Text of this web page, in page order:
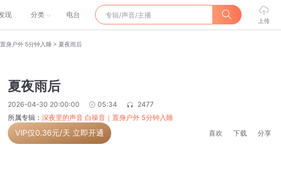
现 分类 电台
上传
身户外 5分钟入睡 > 夏夜雨后
夏夜雨后
2026-04-30 20:00:00 05:34
2477
所属专辑： 深夜里的声音 白噪音｜置身户外 5分钟入睡
VIP仅0.36元/天 立即开通 喜欢 下载 分享